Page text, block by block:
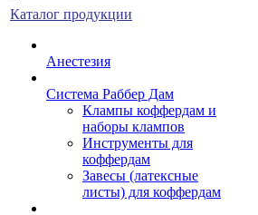
Каталог продукции
Анестезия
Система Раббер Дам
Клампы коффердам и
наборы клампов
Инструменты для
коффердам
Завесы (латексные
листы) для коффердам